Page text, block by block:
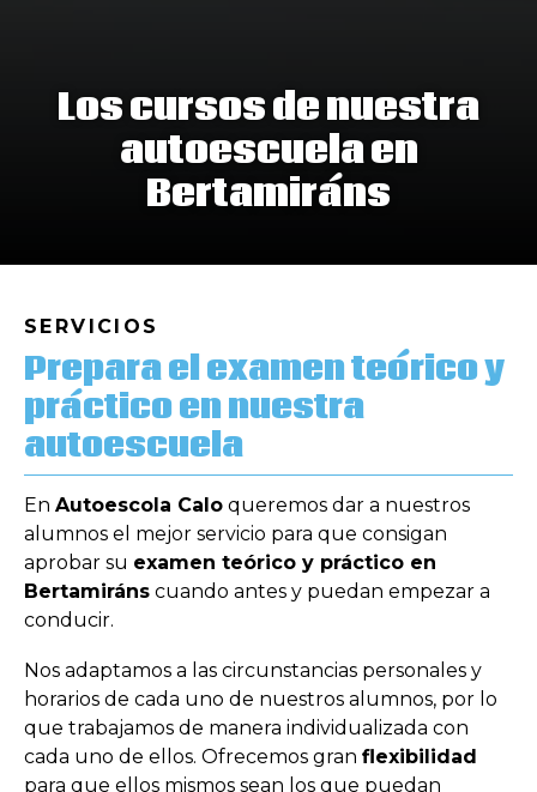
Los cursos de nuestra
autoescuela en
Bertamiráns
SERVICIOS
Prepara el examen teórico y
práctico en nuestra
autoescuela
En Autoescola Calo queremos dar a nuestros
alumnos el mejor servicio para que consigan
aprobar su examen teórico y práctico en
Bertamiráns cuando antes y puedan empezar a
conducir.
Nos adaptamos a las circunstancias personales y
horarios de cada uno de nuestros alumnos, por lo
que trabajamos de manera individualizada con
cada uno de ellos. Ofrecemos gran flexibilidad
para que ellos mismos sean los que puedan